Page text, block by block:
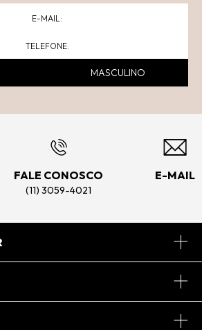
MASCULINO
FALE CONOSCO
(11) 3059-4021
E-MAIL